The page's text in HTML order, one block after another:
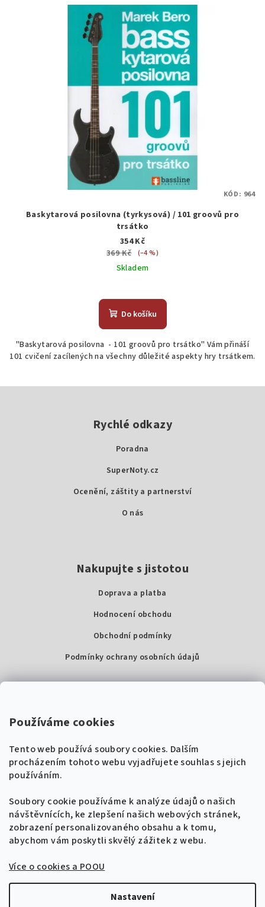
Používáme cookies
Tento web používá soubory cookies. Dalším
procházením tohoto webu vyjadřujete souhlas s jejich
používáním.
Soubory cookie používáme k analýze údajů o našich
návštěvnících, ke zlepšení našich webových stránek,
zobrazení personalizovaného obsahu a k tomu,
abychom vám poskytli skvělý zážitek z webu.
Více o cookies a POOU
Nastavení
Baskytarová posilovna (tyrkysová) / 101 groovů pro
trsátko
354 Kč
369 Kč
(–4 %)
Skladem
Do košíku
"Baskytarová posilovna - 101 groovů pro trsátko" Vám přináší
101 cvičení zacílených na všechny důležité aspekty hry trsátkem.
KÓD: 964
Rychlé odkazy
Poradna
SuperNoty.cz
Ocenění, záštity a partnerství
O nás
Nakupujte s jistotou
Doprava a platba
Hodnocení obchodu
Obchodní podmínky
Podmínky ochrany osobních údajů
Super Noty, s.r.o.
IČ: 04568672
+420 604 485 792
info@supernoty.cz
V pracovních dnech od 8:00 do 17:00
VISA
🎸 Naladíme tě na nové zpěvníky!
Získej tipy, novinky a 10 % slevuna první
objednávku.
Přihlásit se k odběru
Zásady zpracování osobních údajů